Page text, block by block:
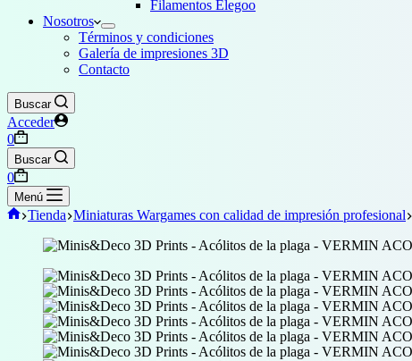
Filamentos Elegoo
Nosotros
Términos y condiciones
Galería de impresiones 3D
Contacto
Buscar
Acceder
Carro
de
compra
0
Buscar
Carro
de
compra
0
Menú
Inicio
Tienda Miniaturas Wargames con calidad de impresión profesional